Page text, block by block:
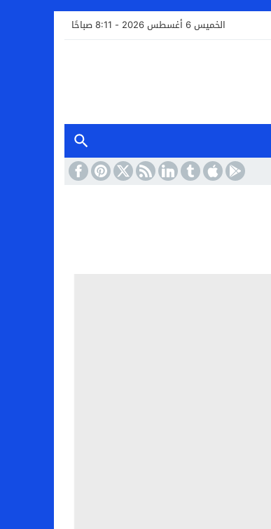
الخميس 6 أغسطس 2026 - 8:11 صباحًا